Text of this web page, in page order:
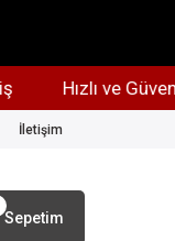
Hızlı ve Güvenilir
İletişim
Sepetim